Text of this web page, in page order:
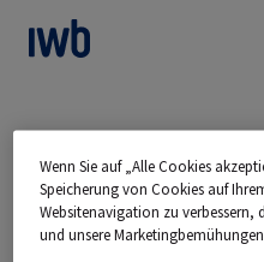
zum Main Content
Wenn Sie auf „Alle Cookies
Speicherung von Cookies auf
Websitenavigation zu verbessern,
und unsere